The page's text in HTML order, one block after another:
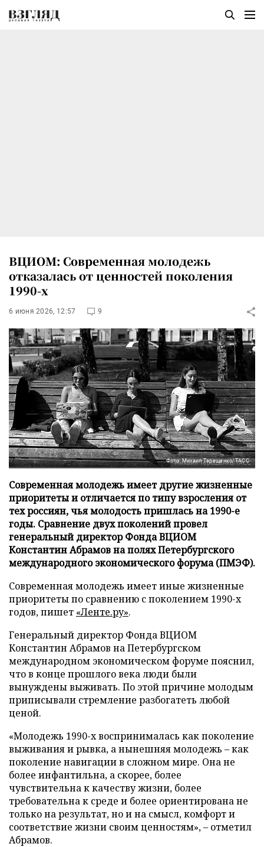
ВЦИОМ: Современная молодежь
отказалась от ценностей поколения
1990-х
6 июня 2026, 12:57 9
Фото: Михаил Терещенко/ТАСС
Современная молодежь имеет другие жизненные
приоритеты и отличается по типу взросления от
тех россиян, чья молодость пришлась на 1990-е
годы. Сравнение двух поколений провел
генеральный директор Фонда ВЦИОМ
Константин Абрамов на полях Петербургского
международного экономического форума (ПМЭФ).
Современная молодежь имеет иные жизненные
приоритеты по сравнению с поколением 1990-х
годов, пишет «Ленте.ру».
Генеральный директор Фонда ВЦИОМ
Константин Абрамов на Петербургском
международном экономическом форуме пояснил,
что в конце прошлого века люди были
вынуждены выживать. По этой причине молодым
приписывали стремление разбогатеть любой
ценой.
«Молодежь 1990-х воспринималась как поколение
выживания и рывка, а нынешняя молодежь – как
поколение навигации в сложном мире. Она не
более инфантильна, а скорее, более
чувствительна к качеству жизни, более
требовательна к среде и более ориентирована не
только на результат, но и на смысл, комфорт и
соответствие жизни своим ценностям», – отметил
Абрамов.